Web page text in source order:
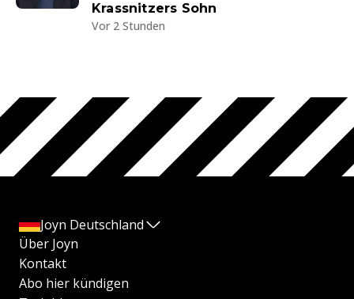
Krassnitzers Sohn
Vor 2 Stunden
Joyn Deutschland
Über Joyn
Kontakt
Abo hier kündigen